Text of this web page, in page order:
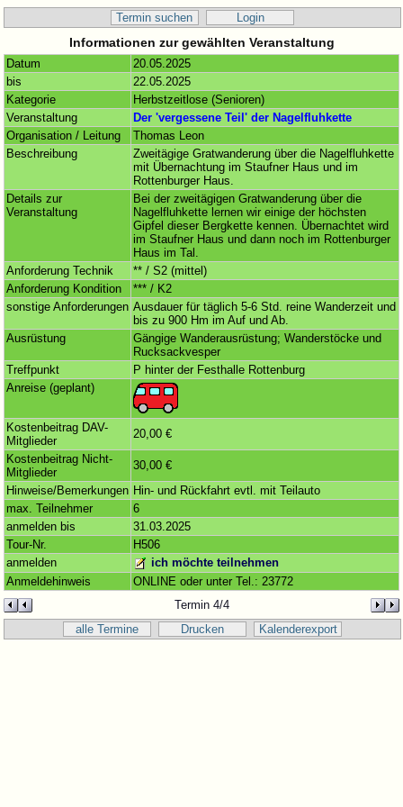
Termin suchen Login
Informationen zur gewählten Veranstaltung
Datum
20.05.2025
bis
22.05.2025
Kategorie
Herbstzeitlose (Senioren)
Veranstaltung
Der 'vergessene Teil' der Nagelfluhkette
Organisation / Leitung
Thomas Leon
Beschreibung
Zweitägige Gratwanderung über die Nagelfluhkette
mit Übernachtung im Staufner Haus und im
Rottenburger Haus.
Details zur
Veranstaltung
Bei der zweitägigen Gratwanderung über die
Nagelfluhkette lernen wir einige der höchsten
Gipfel dieser Bergkette kennen. Übernachtet wird
im Staufner Haus und dann noch im Rottenburger
Haus im Tal.
Anforderung Technik
** / S2 (mittel)
Anforderung Kondition
*** / K2
sonstige Anforderungen Ausdauer für täglich 5-6 Std. reine Wanderzeit und
bis zu 900 Hm im Auf und Ab.
Ausrüstung
Gängige Wanderausrüstung; Wanderstöcke und
Rucksackvesper
Treffpunkt
P hinter der Festhalle Rottenburg
Anreise (geplant)
Kostenbeitrag DAV-
Mitglieder
20,00 €
Kostenbeitrag Nicht-
Mitglieder
30,00 €
Hinweise/Bemerkungen Hin- und Rückfahrt evtl. mit Teilauto
max. Teilnehmer
6
anmelden bis
31.03.2025
Tour-Nr.
H506
anmelden
ich möchte teilnehmen
Anmeldehinweis
ONLINE oder unter Tel.: 23772
Termin 4/4
alle Termine
Drucken Kalenderexport